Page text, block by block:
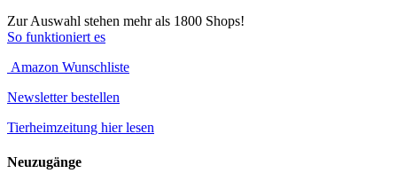
Zur Auswahl stehen mehr als 1800 Shops!
So funktioniert es
Amazon Wunschliste
Newsletter bestellen
Tierheimzeitung hier lesen
Neuzugänge